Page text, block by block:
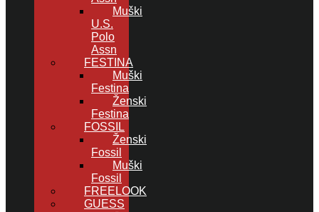
Muški
U.S.
Polo
Assn
FESTINA
Muški
Festina
Ženski
Festina
FOSSIL
Ženski
Fossil
Muški
Fossil
FREELOOK
GUESS